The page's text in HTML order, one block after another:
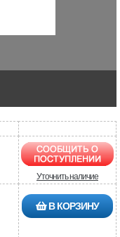
Уточнить наличие
В КОРЗИНУ